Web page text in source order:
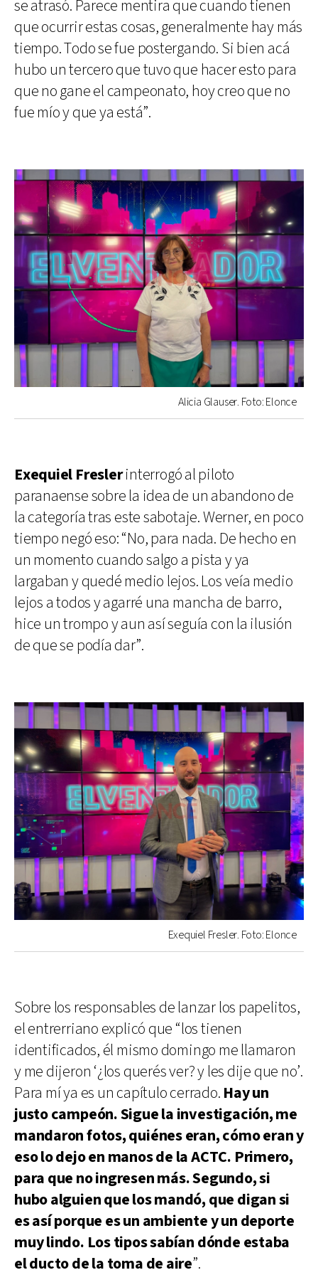
se atrasó. Parece mentira que cuando tienen
que ocurrir estas cosas, generalmente hay más
tiempo. Todo se fue postergando. Si bien acá
hubo un tercero que tuvo que hacer esto para
que no gane el campeonato, hoy creo que no
fue mío y que ya está”.
Alicia Glauser. Foto: Elonce
Exequiel Freslerinterrogó al piloto
paranaense sobre la idea de un abandono de
la categoría tras este sabotaje. Werner, en poco
tiempo negó eso: “No, para nada. De hecho en
un momento cuando salgo a pista y ya
largaban y quedé medio lejos. Los veía medio
lejos a todos y agarré una mancha de barro,
hice un trompo y aun así seguía con la ilusión
de que se podía dar”.
Exequiel Fresler. Foto: Elonce
Sobre los responsables de lanzar los papelitos,
el entrerriano explicó que “los tienen
identificados, él mismo domingo me llamaron
y me dijeron ‘¿los querés ver? y les dije que no’.
Para mí ya es un capítulo cerrado. Hay un
justo campeón. Sigue la investigación, me
mandaron fotos, quiénes eran, cómo eran y
eso lo dejo en manos de la ACTC. Primero,
para que no ingresen más. Segundo, si
hubo alguien que los mandó, que digan si
es así porque es un ambiente y un deporte
muy lindo. Los tipos sabían dónde estaba
el ducto de la toma de aire”.